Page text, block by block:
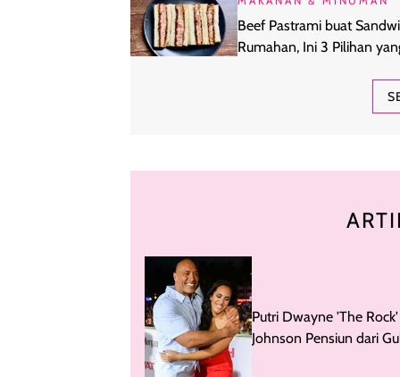
Beef Pastrami buat
Rumahan, Ini 3 Pilihan
Putri Dwayne 'The Rock'
Johnson Pensiun dari